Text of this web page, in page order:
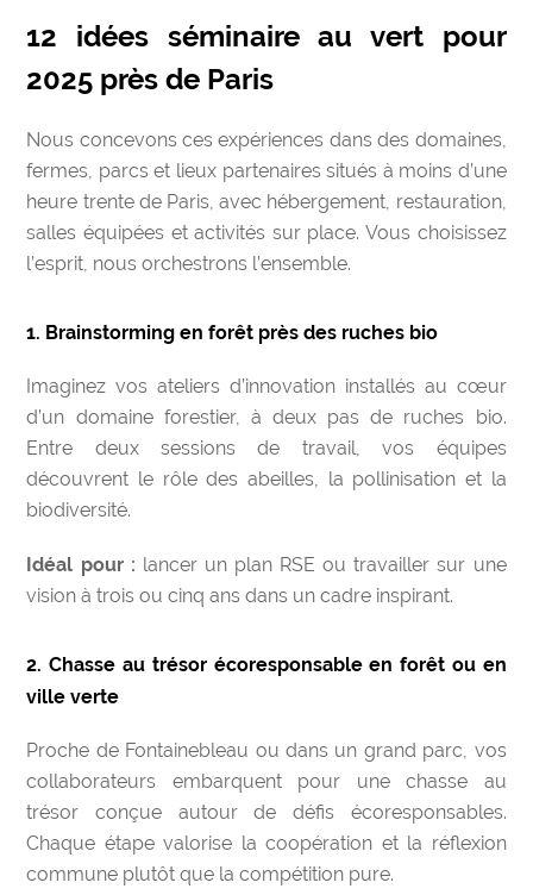
12 idées séminaire au vert pour
2025 près de Paris
Nous concevons ces expériences dans des domaines,
fermes, parcs et lieux partenaires situés à moins d’une
heure trente de Paris, avec hébergement, restauration,
salles équipées et activités sur place. Vous choisissez
l’esprit, nous orchestrons l’ensemble.
1. Brainstorming en forêt près des ruches bio
Imaginez vos ateliers d’innovation installés au cœur
d’un domaine forestier, à deux pas de ruches bio.
Entre deux sessions de travail, vos équipes
découvrent le rôle des abeilles, la pollinisation et la
biodiversité.
Idéal pour : lancer un plan RSE ou travailler sur une
vision à trois ou cinq ans dans un cadre inspirant.
2. Chasse au trésor écoresponsable en forêt ou en
ville verte
Proche de Fontainebleau ou dans un grand parc, vos
collaborateurs embarquent pour une chasse au
trésor conçue autour de défis écoresponsables.
Chaque étape valorise la coopération et la réflexion
commune plutôt que la compétition pure.